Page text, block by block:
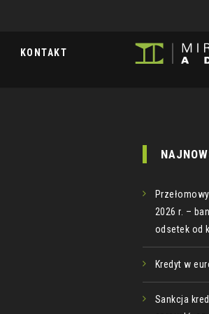
KONTAKT
2026 r. –
odsetek od
Kredyt w
Sankcja